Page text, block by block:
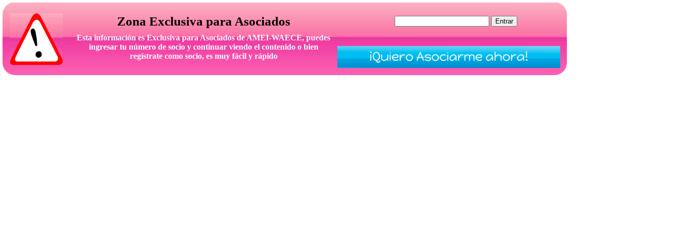
Esta información es Exclusiva para Asociados de AMEI-WAECE, puedes
ingresar tu número de socio y continuar viendo el contenido o bien
regístrate como socio, es muy fácil y rápido
Zona Exclusiva para Asociados